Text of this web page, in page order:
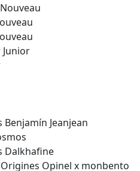
Nouveau
Benjamín Jeanjean
Dalkhafine
Opinel x monbento